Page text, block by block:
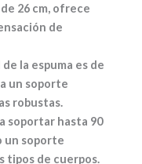
26 cm, ofrece
de
la espuma es de
un soporte
robustas.
soportar hasta 90
un soporte
tipos de cuerpos.